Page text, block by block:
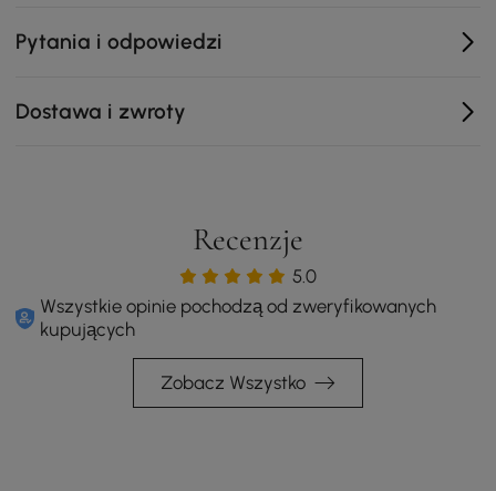
Stylowy pleciony wzór
Ręcznie tkany
Poduszka wodoodporna
Pytania i odpowiedzi
Dostawa i zwroty
Recenzje
5.0
Wszystkie opinie pochodzą od zweryfikowanych
kupujących
Zobacz Wszystko